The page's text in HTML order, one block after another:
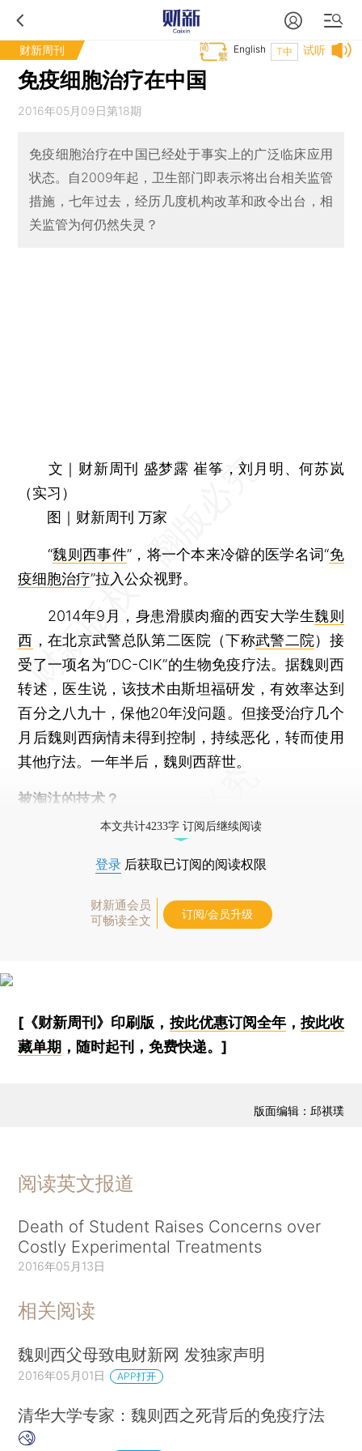
财新周刊 试听
T中
English
免疫细胞治疗在中国
2016年05月09日第18期
免疫细胞治疗在中国已经处于事实上的广泛临床应用
状态。自2009年起，卫生部门即表示将出台相关监管
措施，七年过去，经历几度机构改革和政令出台，相
关监管为何仍然失灵？
文｜财新周刊 盛梦露 崔筝，刘月明、何苏岚
（实习）
图｜财新周刊 万家
“魏则西事件”，将一个本来冷僻的医学名词“免
疫细胞治疗”拉入公众视野。
2014年9月，身患滑膜肉瘤的西安大学生魏则
西 ，在北京武警总队第二医院（下称武警二院）接
受了一项名为“DC-CIK”的生物免疫疗法。据魏则西
转述，医生说，该技术由斯坦福研发，有效率达到
百分之八九十，保他20年没问题。但接受治疗几个
月后魏则西病情未得到控制，持续恶化，转而使用
其他疗法。一年半后，魏则西辞世。
被淘汰的技术？
本文共计4233字 订阅后继续阅读
登录 后获取已订阅的阅读权限
财新通会员
可畅读全文
订阅/会员升级
[《财新周刊》印刷版， 按此优惠订阅全年， 按此收
藏单期 ，随时起刊，免费快递。]
版面编辑：邱祺璞
阅读英文报道
Death of Student Raises Concerns over
Costly Experimental Treatments
2016年05月13日
相关阅读
魏则西父母致电财新网 发独家声明
2016年05月01日 APP打开
清华大学专家：魏则西之死背后的免疫疗法